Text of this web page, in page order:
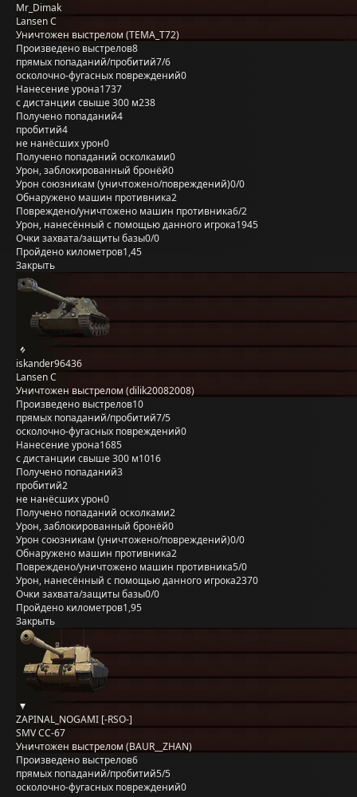
Mr_Dimak
Lansen C
Уничтожен выстрелом (TEMA_T72)
Произведено выстрелов8
прямых попаданий/пробитий7/6
осколочно-фугасных повреждений0
Нанесение урона1737
с дистанции свыше 300 м238
Получено попаданий4
пробитий4
не нанёсших урон0
Получено попаданий осколками0
Урон, заблокированный бронёй0
Урон союзникам (уничтожено/повреждений)0/0
Обнаружено машин противника2
Повреждено/уничтожено машин противника6/2
Урон, нанесённый с помощью данного игрока1945
Очки захвата/защиты базы0/0
Пройдено километров1,45
Закрыть
iskander96436
Lansen C
Уничтожен выстрелом (dilik20082008)
Произведено выстрелов10
прямых попаданий/пробитий7/5
осколочно-фугасных повреждений0
Нанесение урона1685
с дистанции свыше 300 м1016
Получено попаданий3
пробитий2
не нанёсших урон0
Получено попаданий осколками2
Урон, заблокированный бронёй0
Урон союзникам (уничтожено/повреждений)0/0
Обнаружено машин противника2
Повреждено/уничтожено машин противника5/0
Урон, нанесённый с помощью данного игрока2370
Очки захвата/защиты базы0/0
Пройдено километров1,95
Закрыть
ZAPINAL_NOGAMI [-RSO-]
SMV CC-67
Уничтожен выстрелом (BAUR__ZHAN)
Произведено выстрелов6
прямых попаданий/пробитий5/5
осколочно-фугасных повреждений0